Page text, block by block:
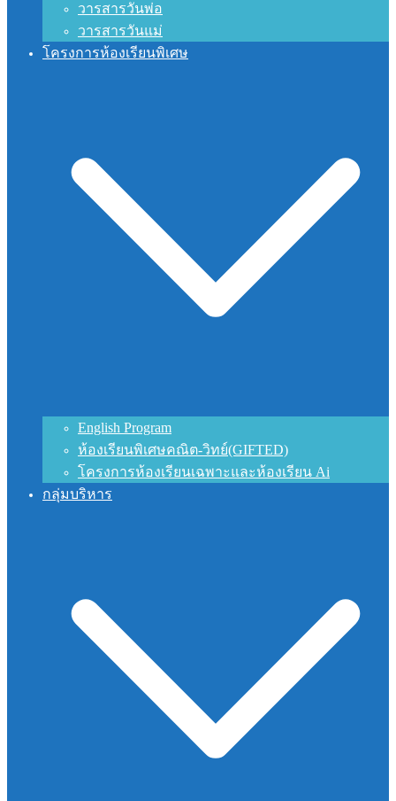
วารสารวันพ่อ
วารสารวันแม่
โครงการห้องเรียนพิเศษ
English Program
ห้องเรียนพิเศษคณิต-วิทย์(GIFTED)
โครงการห้องเรียนเฉพาะและห้องเรียน Ai
กลุ่มบริหาร